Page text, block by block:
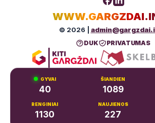
© 2026 |
DUK PRIVATUMAS
GYVAI
40
ŠIANDIEN
1089
RENGINIAI
1130
NAUJIENOS
227